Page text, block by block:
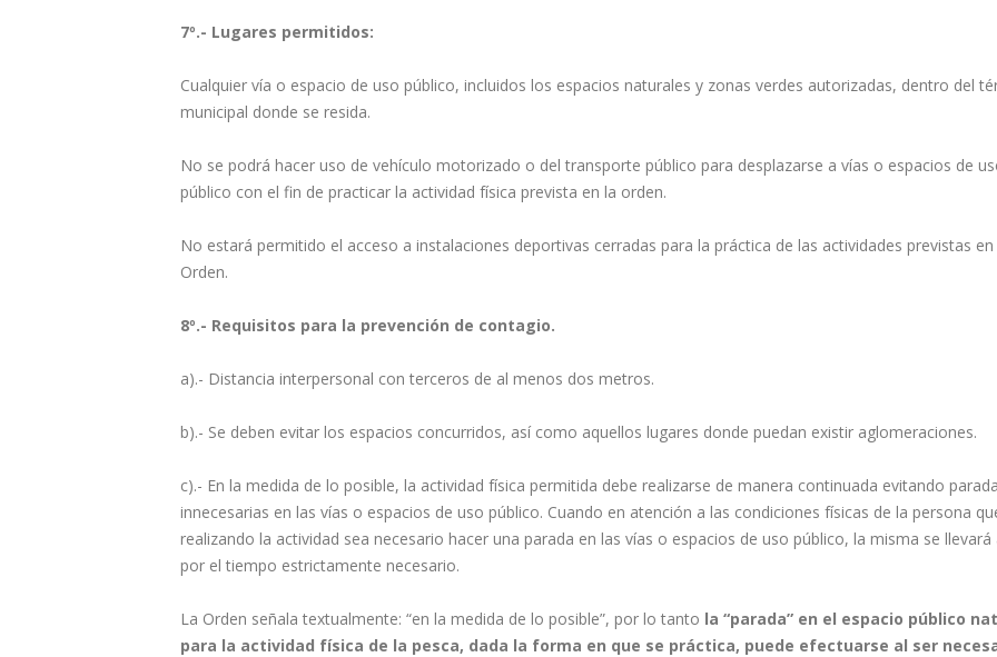
7º.- Lugares permitidos:
Cualquier vía o espacio de uso público, incluidos los espacios naturales y zonas verdes autorizadas, dentro del
municipal donde se resida.
No se podrá hacer uso de vehículo motorizado o del transporte público para desplazarse a vías o espacios de
público con el fin de practicar la actividad física prevista en la orden.
No estará permitido el acceso a instalaciones deportivas cerradas para la práctica de las actividades previstas en
Orden.
8º.- Requisitos para la prevención de contagio.
a).- Distancia interpersonal con terceros de al menos dos metros.
b).- Se deben evitar los espacios concurridos, así como aquellos lugares donde puedan existir aglomeraciones.
c).- En la medida de lo posible, la actividad física permitida debe realizarse de manera continuada evitando
innecesarias en las vías o espacios de uso público. Cuando en atención a las condiciones físicas de la persona
realizando la actividad sea necesario hacer una parada en las vías o espacios de uso público, la misma se llevará
por el tiempo estrictamente necesario.
La Orden señala textualmente: “en la medida de lo posible”, por lo tanto la “parada” en el espacio público
para la actividad física de la pesca, dada la forma en que se práctica, puede efectuarse al ser